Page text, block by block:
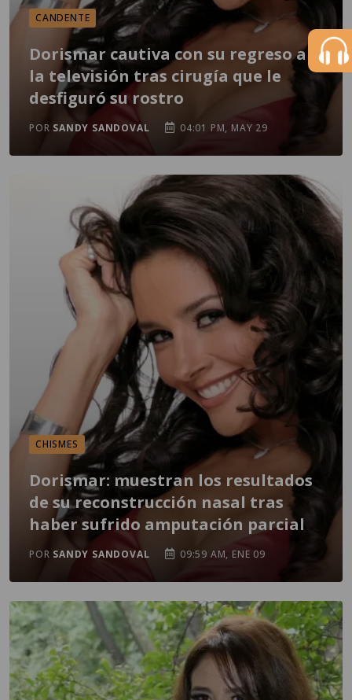
CANDENTE
Dorismar cautiva con su regreso a
la televisión tras cirugía que le
desfiguró su rostro
POR SANDY SANDOVAL 04:01 PM, MAY 29
CHISMES
Dorismar: muestran los resultados
de su reconstrucción nasal tras
haber sufrido amputación parcial
POR SANDY SANDOVAL 09:59 AM, ENE 09